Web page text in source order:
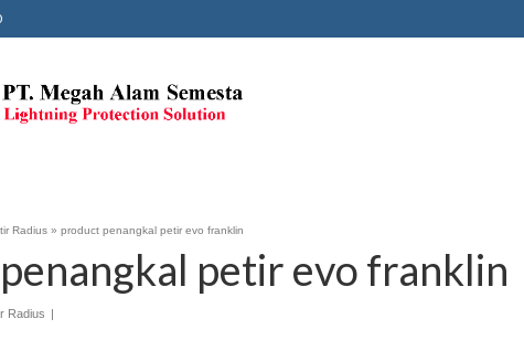
Radius » product penangkal petir evo franklin
petir evo franklin
Radius |